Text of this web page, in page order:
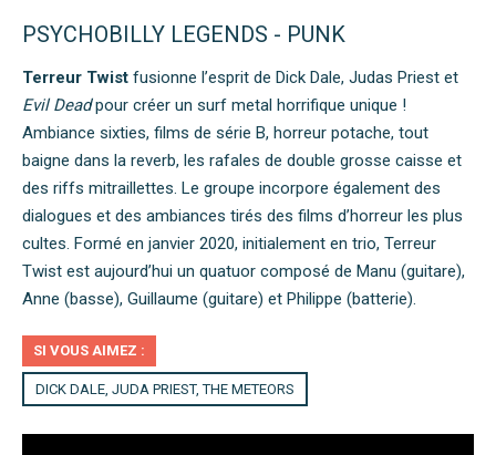
PSYCHOBILLY LEGENDS - PUNK
Terreur Twist fusionne l’esprit de Dick Dale, Judas Priest et
Evil Deadpour créer un surf metal horrifique unique !
Ambiance sixties, films de série B, horreur potache, tout
baigne dans la reverb, les rafales de double grosse caisse et
des riffs mitraillettes. Le groupe incorpore également des
dialogues et des ambiances tirés des films d’horreur les plus
cultes. Formé en janvier 2020, initialement en trio, Terreur
Twist est aujourd’hui un quatuor composé de Manu (guitare),
Anne (basse), Guillaume (guitare) et Philippe (batterie).
SI VOUS AIMEZ :
DICK DALE, JUDA PRIEST, THE METEORS